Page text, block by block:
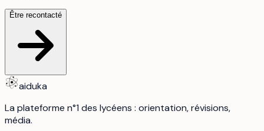
Être recontacté
aiduka
La plateforme n°1 des lycéens : orientation, révisions,
média.